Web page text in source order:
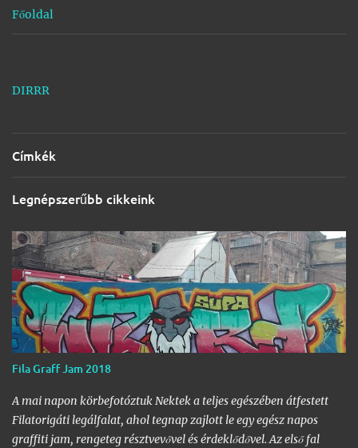
Főoldal
DIRRR
Címkék
Legnépszerűbb cikkeink
Fila Graff Jam 2018
A mai napon körbefotóztuk Nektek a teljes egészében átfestett
Filatorigáti legálfalat, ahol tegnap zajlott le egy egész napos
graffiti jam, rengeteg résztvevővel és érdeklődővel. Az első fal